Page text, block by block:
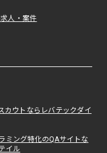
人・案件
カウトならレバテックダイ
ミング特化のQAサイトな
イル